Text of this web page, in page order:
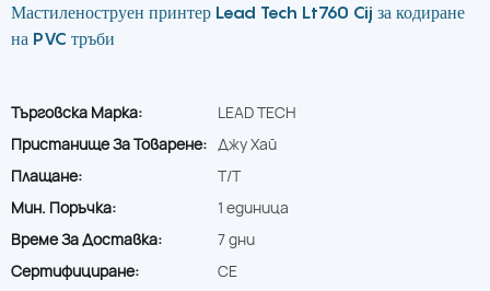
Мастиленоструен принтер Lead Tech Lt760 Cij за кодиране
на PVC тръби
Търговска Марка:
LEAD TECH
Пристанище За Товарене: Джу Хай
Плащане:
T/T
Мин. Поръчка:
1 единица
Време За Доставка:
7 дни
Сертифициране:
CE